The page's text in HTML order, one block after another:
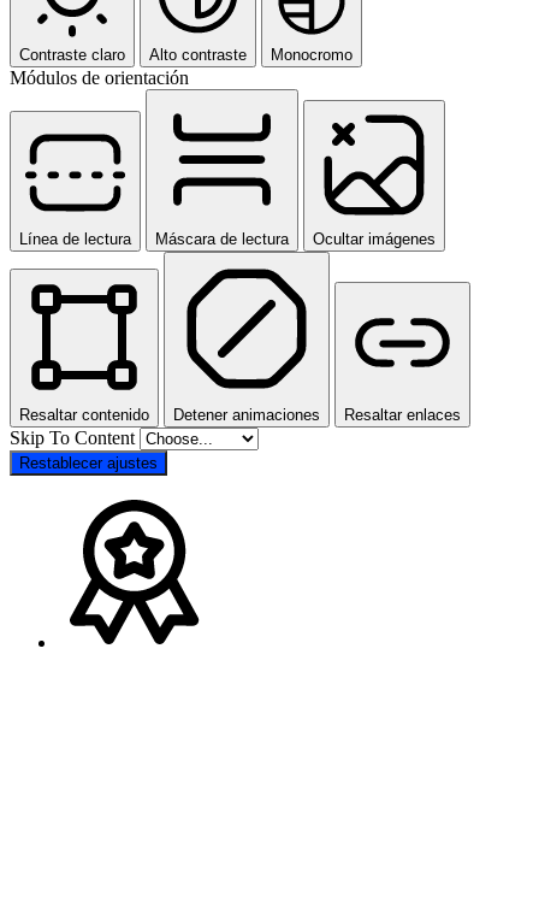
Contraste claro Alto contraste Monocromo
Módulos de orientación
Línea de lectura Máscara de lectura Ocultar imágenes
Resaltar contenido Detener animaciones Resaltar enlaces
Skip To Content
Restablecer ajustes